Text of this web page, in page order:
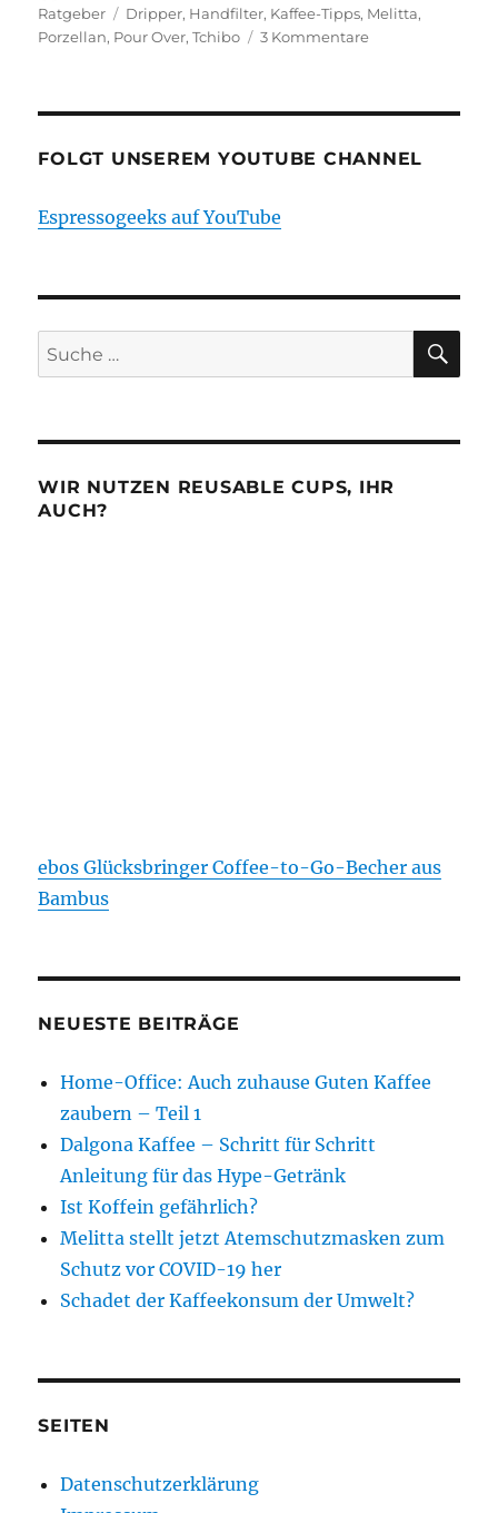
am
Ratgeber
Schlagwörter
Dripper, Handfilter, Kaffee-Tipps, Melitta,
Porzellan, Pour Over,Tchibo 3 Kommentarezu
guten
zubereiten
FOLGT UNSEREM YOUTUBE CHANNEL
Espressogeeks auf YouTube
Suche
nach:
WIR NUTZEN REUSABLE CUPS, IHR
AUCH?
ebos Glücksbringer Coffee-to-Go-Becher aus
Bambus
NEUESTE BEITRÄGE
Home-Office: Auch zuhause Guten Kaffee
zaubern – Teil 1
Dalgona Kaffee – Schritt für Schritt
Anleitung für das Hype-Getränk
Ist Koffein gefährlich?
Melitta stellt jetzt Atemschutzmasken zum
Schutz vor COVID-19 her
Schadet der Kaffeekonsum der Umwelt?
SEITEN
Datenschutzerklärung